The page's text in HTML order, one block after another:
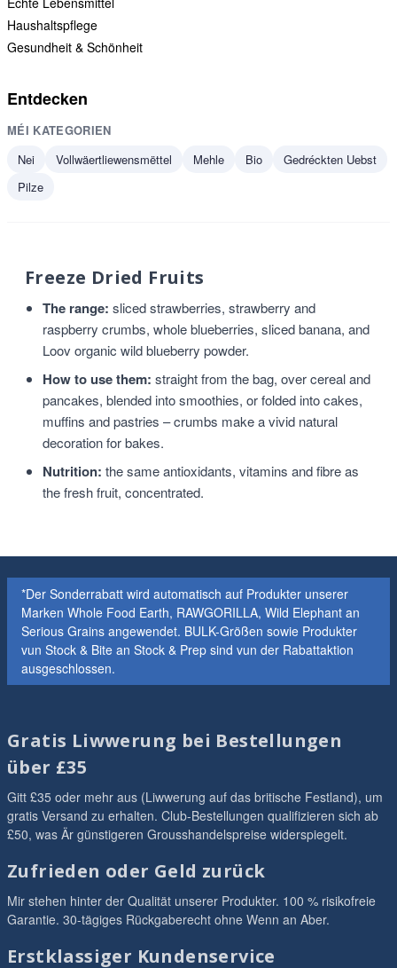
Haushaltspflege
Gesundheit & Schönheit
Entdecken
MÉI KATEGORIEN
Nei
Vollwäertliewensmëttel Mehle Bio
Gedréckten Uebst
Pilze
Freeze Dried Fruits
The range: sliced strawberries, strawberry and
raspberry crumbs, whole blueberries, sliced banana, and
Loov organic wild blueberry powder.
How to use them: straight from the bag, over cereal and
pancakes, blended into smoothies, or folded into cakes,
muffins and pastries – crumbs make a vivid natural
decoration for bakes.
Nutrition: the same antioxidants, vitamins and fibre as
the fresh fruit, concentrated.
*Der Sonderrabatt wird automatisch auf Produkter unserer
Marken Whole Food Earth, RAWGORILLA, Wild Elephant an
Serious Grains angewendet. BULK-Größen sowie Produkter
vun Stock & Bite an Stock & Prep sind vun der Rabattaktion
ausgeschlossen.
Gratis Liwwerung bei Bestellungen
über £35
Gitt £35 oder mehr aus (Liwwerung auf das britische Festland), um
gratis Versand zu erhalten. Club-Bestellungen qualifizieren sich ab
£50, was Är günstigeren Grousshandelspreise widerspiegelt.
Zufrieden oder Geld zurück
Mir stehen hinter der Qualität unserer Produkter. 100 % risikofreie
Garantie. 30-tägiges Rückgaberecht ohne Wenn an Aber.
Erstklassiger Kundenservice